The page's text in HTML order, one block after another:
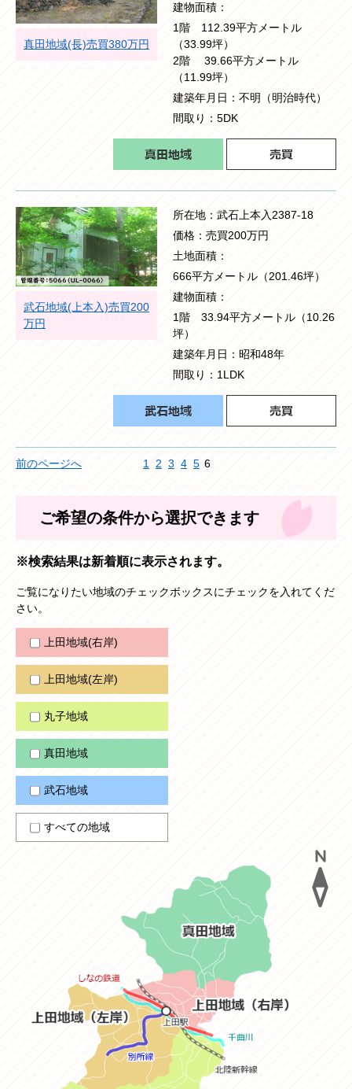
真田地域(長)売買380万円
建物面積
1階 112.39平方メートル
（33.99坪）
2階 39.66平方メートル
（11.99坪）
建築年月日
不明（明治時代）
間取り
5DK
武石地域(上本入)売買200
万円
所在地
武石上本入2387-18
価格
売買200万円
土地面積
666平方メートル（201.46坪）
建物面積
1階 33.94平方メートル（10.26
坪）
建築年月日
昭和48年
間取り
1LDK
前のページへ 1 2 3 4 5 6
ご希望の条件から選択できます
※検索結果は新着順に表示されます。
ご覧になりたい地域のチェックボックスにチェックを入れてくだ
さい。
上田地域(右岸)
上田地域(左岸)
丸子地域
真田地域
武石地域
すべての地域